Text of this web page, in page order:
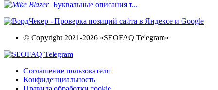
​Буквальные описания т...
© Copyright 2021-2026 «SEOFAQ Telegram»
Соглашение пользователя
Конфиденциальность
Правила обработки cookie